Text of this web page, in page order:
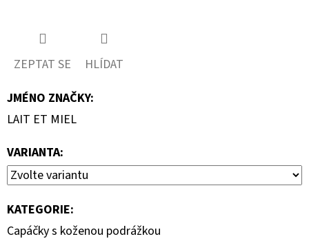
ZEPTAT SE
HLÍDAT
JMÉNO ZNAČKY:
LAIT ET MIEL
VARIANTA:
KATEGORIE:
Capáčky s koženou podrážkou